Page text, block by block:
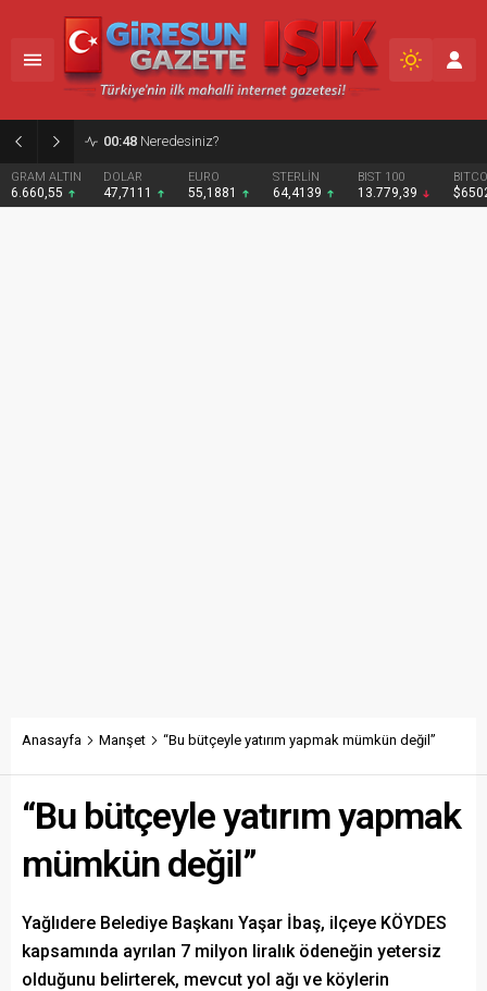
02:12 Fındığın Geleceği İçin Yeni Bir Politika Şart
DOLAR
47,7111
EURO
55,1881
STERLİN
64,4139
BIST 100
13.779,39
BITCOIN
$65025
Anasayfa Manşet “Bu bütçeyle yatırım yapmak mümkün değil”
“Bu bütçeyle yatırım yapmak
mümkün değil”
Yağlıdere Belediye Başkanı Yaşar İbaş, ilçeye KÖYDES
kapsamında ayrılan 7 milyon liralık ödeneğin yetersiz
olduğunu belirterek, mevcut yol ağı ve köylerin